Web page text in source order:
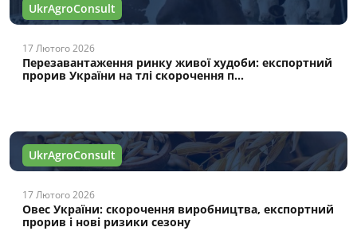
UkrAgroConsult
17 Лютого 2026
Перезавантаження ринку живої худоби: експортний
прорив України на тлі скорочення п...
UkrAgroConsult
17 Лютого 2026
Овес України: скорочення виробництва, експортний
прорив і нові ризики сезону